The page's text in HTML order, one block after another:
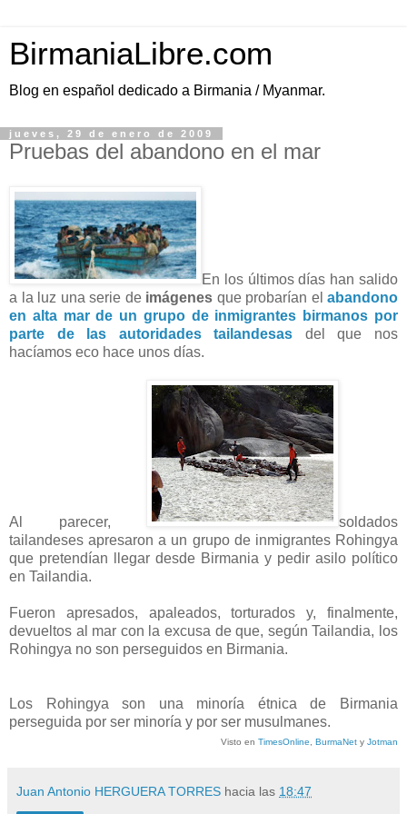
BirmaniaLibre.com
Blog en español dedicado a Birmania / Myanmar.
jueves, 29 de enero de 2009
Pruebas del abandono en el mar
En los últimos días han salido
a la luz una serie de imágenes que probarían el abandono
en alta mar de un grupo de inmigrantes birmanos por
parte de las autoridades tailandesas del que nos
hacíamos eco hace unos días.
Al parecer,
soldados
tailandeses apresaron a un grupo de inmigrantes Rohingya
que pretendían llegar desde Birmania y pedir asilo político
en Tailandia.
Fueron apresados, apaleados, torturados y, finalmente,
devueltos al mar con la excusa de que, según Tailandia, los
Rohingya no son perseguidos en Birmania.
Los Rohingya son una minoría étnica de Birmania
perseguida por ser minoría y por ser musulmanes.
Visto en TimesOnline BurmaNet y Jotman
Juan Antonio HERGUERA TORRES hacia las 18:47